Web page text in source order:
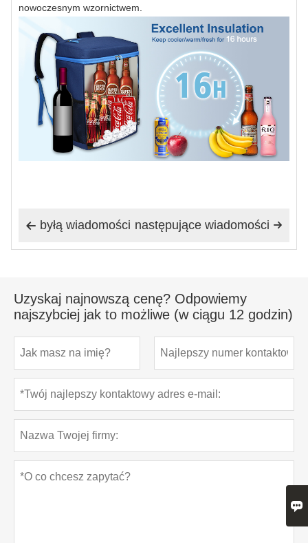
nowoczesnym wzornictwem.
 byłą wiadomości 
następujące wiadomości
Uzyskaj najnowszą cenę? Odpowiemy
najszybciej jak to możliwe (w ciągu 12 godzin)
